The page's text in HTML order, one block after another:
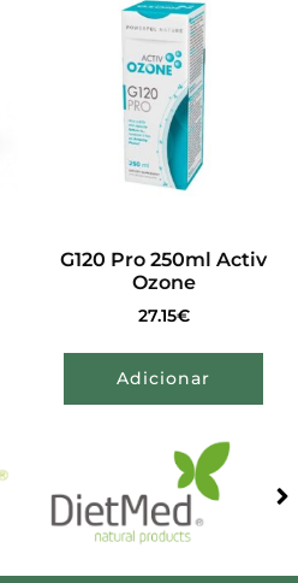
G120 Pro 250ml Activ
Ozone
27.15€
Adicionar